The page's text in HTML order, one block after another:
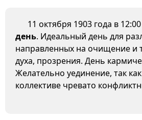
11 октября 1903 года в
день. Идеальный день для
направленных на очищение и
духа, прозрения. День
Желательно уединение, так
коллективе чревато